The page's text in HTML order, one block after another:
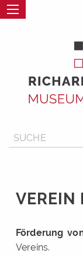
VEREIN
Förderung
Vereins.